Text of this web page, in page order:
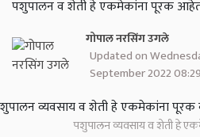
पशुपालन व शेती हे एकमेकांना पूरक
गोपाल नरसिंग उगले
Updated on
September 2022
पशुपालन व्यवसाय व शेती हे